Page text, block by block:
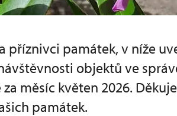
příznivci památek, v níže
objektů ve
měsíc květen 2026.
památek.